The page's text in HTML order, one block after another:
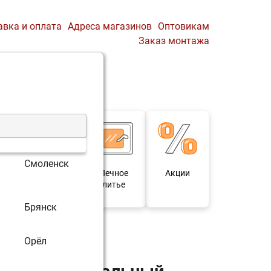
Смоленск
Брянск
Орёл
и оплата Адреса магазинов Оптовикам
Заказ монтажа
Печное
литье
Акции
комплект)